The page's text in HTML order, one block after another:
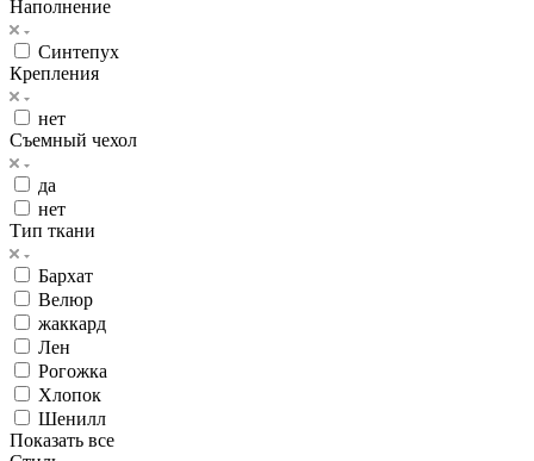
Наполнение
Синтепух
Крепления
нет
Съемный чехол
да
нет
Тип ткани
Бархат
Велюр
жаккард
Лен
Рогожка
Хлопок
Шенилл
Показать все